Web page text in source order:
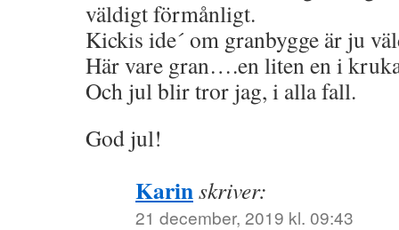
väldigt förmånligt.
Kickis ide´ om granbygge är ju
Här vare gran….en liten en i
Och jul blir tror jag, i alla fall.
God jul!
Karinskriver:
21 december, 2019 kl. 09:43